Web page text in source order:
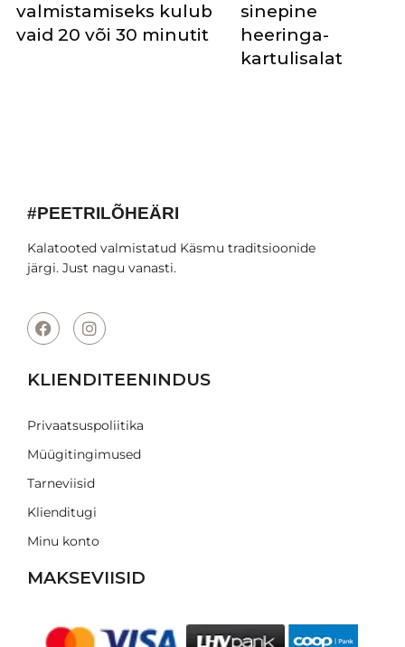
valmistamiseks kulub
vaid 20 või 30 minutit
sinepine
heeringa-
kartulisalat
#PEETRILÕHEÄRI
Kalatooted valmistatud Käsmu traditsioonide
järgi. Just nagu vanasti.
KLIENDITEENINDUS
Privaatsuspoliitika
Müügitingimused
Tarneviisid
Klienditugi
Minu konto
MAKSEVIISID